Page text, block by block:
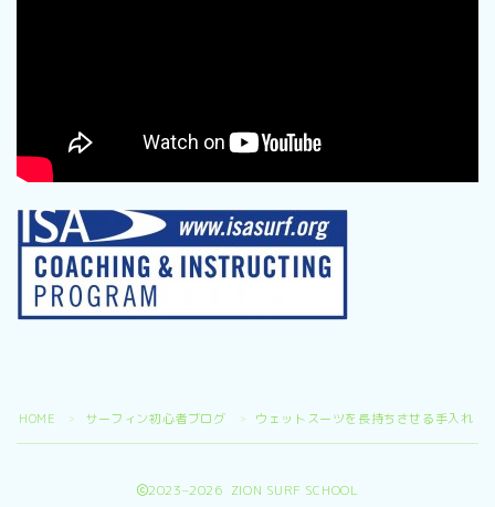
HOME ＞ サーフィン初心者ブログ ＞ ウェットスーツを長持ちさせる手入れ・
2023–2026 ZION SURF SCHOOL